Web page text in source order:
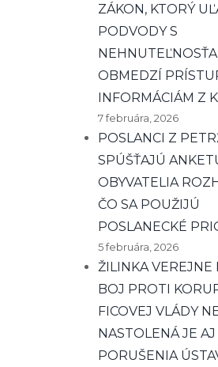
ZÁKON, KTORÝ
PODVODY S
OBMEDZÍ
INFORMÁCIÁM Z
7 februára, 2026
POSLANCI Z
SPÚŠŤAJÚ
OBYVATELIA
ČO SA POUŽIJÚ
POSLANECKÉ
5 februára, 2026
ŽILINKA VEREJNE
BOJ PROTI
FICOVEJ VLÁDY
NASTOLENÁ JE
PORUŠENIA